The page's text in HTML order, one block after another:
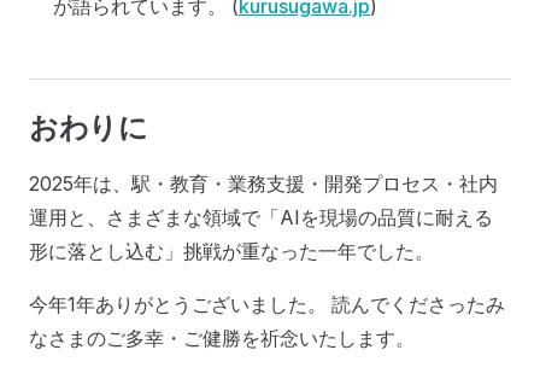
が語られています。 (kurusugawa.jp)
おわりに
2025年は、駅・教育・業務支援・開発プロセス・社内
運用と、さまざまな領域で「AIを現場の品質に耐える
形に落とし込む」挑戦が重なった一年でした。
今年1年ありがとうございました。 読んでくださったみ
なさまのご多幸・ご健勝を祈念いたします。